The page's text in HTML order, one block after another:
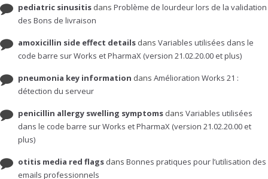
pediatric sinusitis dans Problème de lourdeur lors de la validation
des Bons de livraison
amoxicillin side effect details dans Variables utilisées dans le
code barre sur Works et PharmaX (version 21.02.20.00 et plus)
pneumonia key information dans Amélioration Works 21 :
détection du serveur
penicillin allergy swelling symptoms dans Variables utilisées
dans le code barre sur Works et PharmaX (version 21.02.20.00 et
plus)
otitis media red flags dans Bonnes pratiques pour l’utilisation des
emails professionnels